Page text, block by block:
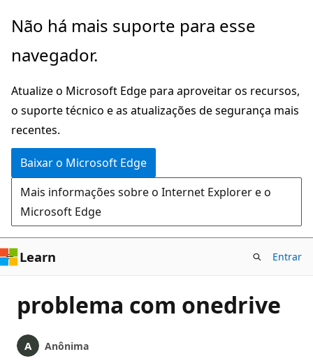
Pular
o
principal
Não há mais suporte para esse
navegador.
Atualize o Microsoft Edge para aproveitar os recursos,
o suporte técnico e as atualizações de segurança mais
recentes.
Baixar o Microsoft Edge
Mais informações sobre o Internet Explorer e o
Microsoft Edge
Learn Entrar
problema com onedrive
Anônima